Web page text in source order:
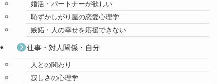
婚活・パートナーが欲しい
恥ずかしがり屋の恋愛心理学
嫉妬・人の幸せを応援できない
仕事・対人関係・自分
人との関わり
寂しさの心理学